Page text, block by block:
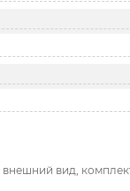
вид,